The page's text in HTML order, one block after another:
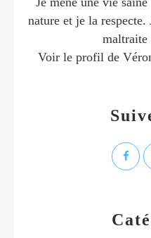
nature et je la respecte.
maltraite
Voir le profil de